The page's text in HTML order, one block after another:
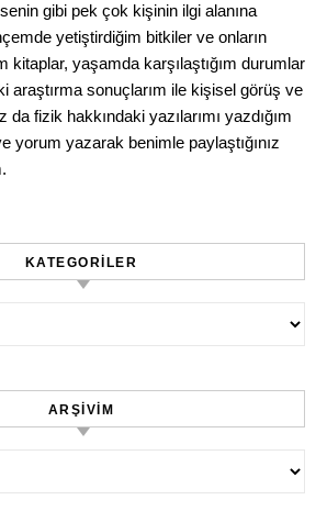
gibi pek çok kişinin ilgi alanına
yetiştirdiğim bitkiler ve onların
kitaplar, yaşamda karşılaştığım durumlar
araştırma sonuçlarım ile kişisel görüş ve
da fizik hakkındaki yazılarımı yazdığım
yorum yazarak benimle paylaştığınız
KATEGORILER
ARŞIVIM